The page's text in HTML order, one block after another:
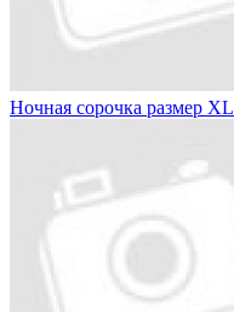
Ночная сорочка размер XL